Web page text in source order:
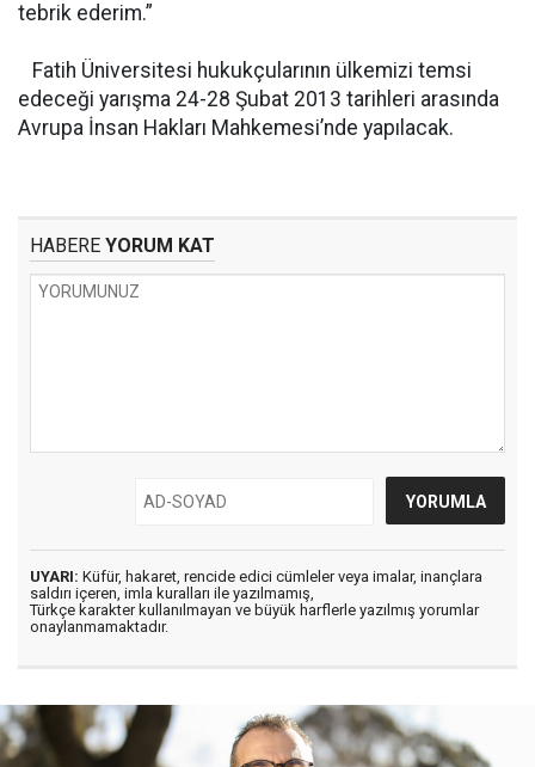
tebrik ederim.”
Fatih Üniversitesi hukukçularının ülkemizi temsi
edeceği yarışma 24-28 Şubat 2013 tarihleri arasında
Avrupa İnsan Hakları Mahkemesi’nde yapılacak.
HABERE YORUM KAT
UYARI: Küfür, hakaret, rencide edici cümleler veya imalar, inançlara
saldırı içeren, imla kuralları ile yazılmamış,
Türkçe karakter kullanılmayan ve büyük harflerle yazılmış yorumlar
onaylanmamaktadır.